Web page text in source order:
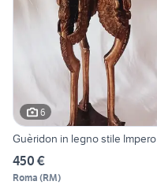
6
Guèridon in legno stile Impero
450 €
Roma (RM)